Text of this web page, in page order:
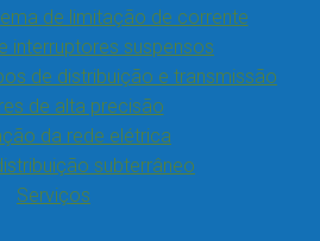
de limitação de corrente
interruptores suspensos
de distribuição e transmissão
de alta precisão
da rede elétrica
subterrâneo
Serviços